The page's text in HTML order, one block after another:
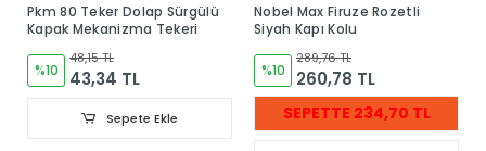
Pkm 80 Teker Dolap Sürgülü
Kapak Mekanizma Tekeri
%10
48,15 TL
43,34 TL
Sepete Ekle
Nobel Max Firuze Rozetli
Siyah Kapı Kolu
%10
289,76 TL
260,78 TL
SEPETTE 234,70 TL